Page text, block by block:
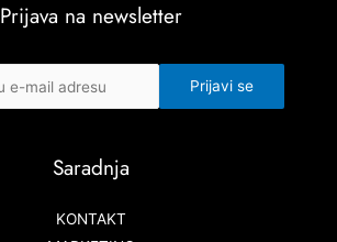
Prijava na newsletter
Saradnja
KONTAKT